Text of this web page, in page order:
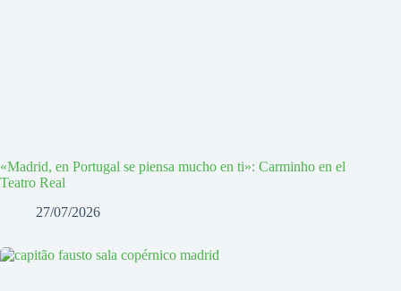
«Madrid, en Portugal se piensa mucho en ti»: Carminho en el
Teatro Real
27/07/2026